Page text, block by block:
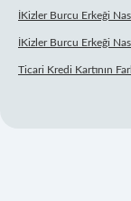
İKizler Burcu Erkeği
İKizler Burcu Erkeği
Ticari Kredi Kartının